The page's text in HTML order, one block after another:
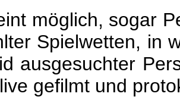
möglich, sogar
Spielwetten, in
ausgesuchter
gefilmt und